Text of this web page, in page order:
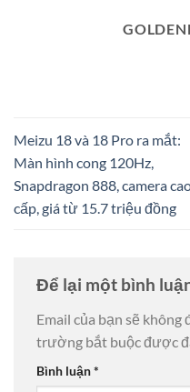
Meizu 18 và 18 Pro ra mắt:
Màn hình cong 120Hz,
Snapdragon 888, camera
cấp, giá từ 15.7 triệu đồng
Để lại một bình
Email của bạn sẽ không
trường bắt buộc được
Bình luận*